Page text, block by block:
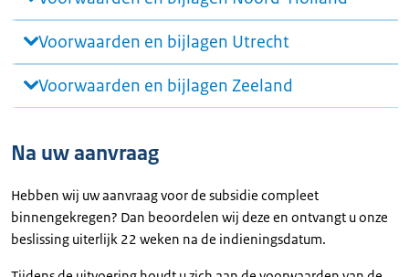
Voorwaarden en bijlagen Utrecht
Voorwaarden en bijlagen Zeeland
Na uw aanvraag
Hebben wij uw aanvraag voor de subsidie compleet
binnengekregen? Dan beoordelen wij deze en ontvangt u onze
beslissing uiterlijk 22 weken na de indieningsdatum.